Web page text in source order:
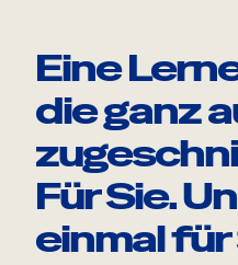
Eine
die ganz
Für Sie.
einmal für